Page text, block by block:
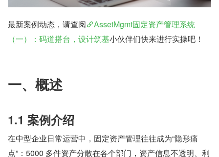
最新案例动态，请查阅
AssetMgmt固定资产管理系统
（一）：码道搭台，设计筑基小伙伴们快来进行实操吧！
一、概述
1.1 案例介绍
在中型企业日常运营中，固定资产管理往往成为“隐形痛
点”：5000 多件资产分散在各个部门，资产信息不透明、利